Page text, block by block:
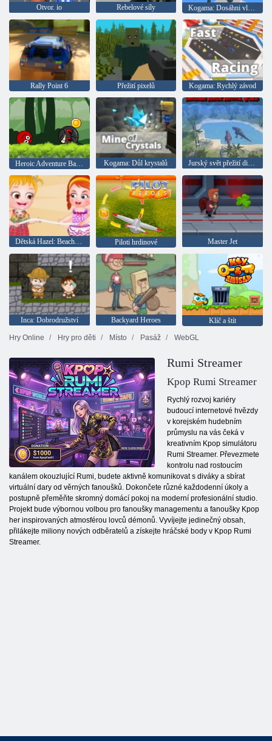
Otvor. io Rebelové síly Kogama: Dosáhni vlajky
Rally Point 6 Přežití pixelů Kogama: Rychlý závod
Heroic Adventure Ball: Red Rebound Kogama: Důl krystalů Jurský svět přežití dinosaurů
Dětská Hazel: Beach party Piloti hrdinové Master Jet
Inca: Dobrodružství Backyard Heroes
Klíč a štít
Hry Online
Hry pro děti Místo Pasáž WebGL
Rumi Streamer
Kpop Rumi Streamer
Rychlý rozvoj kariéry
budoucí internetové hvězdy
v korejském hudebním
průmyslu na vás čeká v
kreativním Kpop simulátoru
Rumi Streamer. Převezmete
kontrolu nad rostoucím
kanálem okouzlující Rumi, budete aktivně komunikovat s diváky a sbírat
virtuální dary od věrných fanoušků. Dokončete různé každodenní úkoly a
postupně přeměňte skromný domácí pokoj na moderní profesionální studio.
Projekt bude výbornou volbou pro fanoušky managementu a fanoušky Kpop
her inspirovaných atmosférou lovců démonů. Vyvíjejte jedinečný obsah,
přilákejte miliony nových odběratelů a získejte hráčské body v Kpop Rumi
Streamer.